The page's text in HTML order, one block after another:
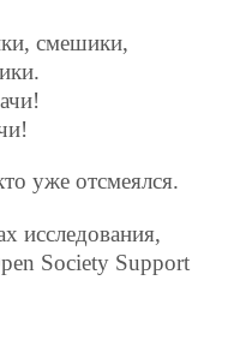
смешики,
уже отсмеялся.
исследования,
Society Support